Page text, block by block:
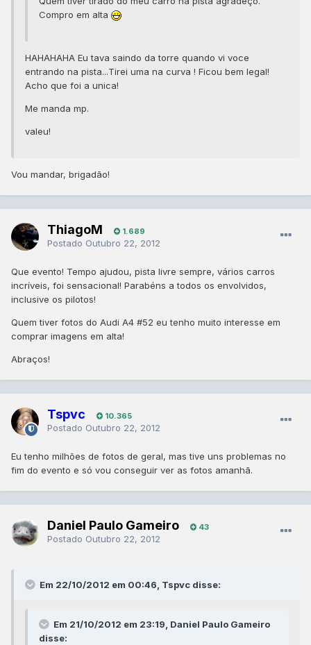
Compro em alta
HAHAHAHA Eu tava saindo da torre quando vi voce
entrando na pista...Tirei uma na curva ! Ficou bem legal!
Acho que foi a unica!
Me manda mp.
valeu!
Vou mandar, brigadão!
ThiagoM 1.689
Postado Outubro 22, 2012
Que evento! Tempo ajudou, pista livre sempre, vários carros
incríveis, foi sensacional! Parabéns a todos os envolvidos,
inclusive os pilotos!
Quem tiver fotos do Audi A4 #52 eu tenho muito interesse em
comprar imagens em alta!
Abraços!
Tspvc 10.365
Postado Outubro 22, 2012
Eu tenho milhões de fotos de geral, mas tive uns problemas no
fim do evento e só vou conseguir ver as fotos amanhã.
Daniel Paulo Gameiro 43
Postado Outubro 22, 2012
Em 22/10/2012 em 00:46, Tspvc disse:
Em 21/10/2012 em 23:19, Daniel Paulo Gameiro
disse: